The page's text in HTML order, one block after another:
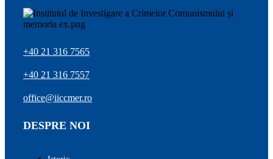
+40 21 316 7565
+40 21 316 7557
office@iiccmer.ro
DESPRE NOI